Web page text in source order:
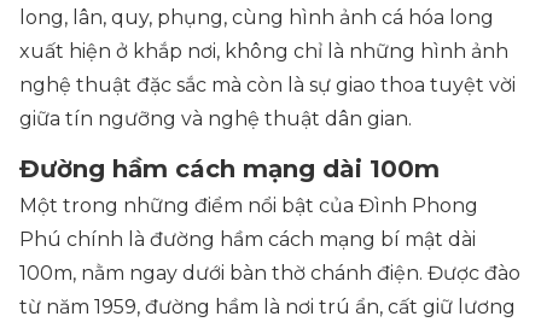
long, lân, quy, phụng, cùng hình ảnh cá hóa long
xuất hiện ở khắp nơi, không chỉ là những hình ảnh
nghệ thuật đặc sắc mà còn là sự giao thoa tuyệt vời
giữa tín ngưỡng và nghệ thuật dân gian.
Đường hầm cách mạng dài 100m
Một trong những điểm nổi bật của Đình Phong
Phú chính là đường hầm cách mạng bí mật dài
100m, nằm ngay dưới bàn thờ chánh điện. Được đào
từ năm 1959, đường hầm là nơi trú ẩn, cất giữ lương